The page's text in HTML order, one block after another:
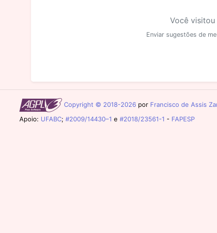
Você
Enviar sugestões de
Copyright © 2018-2026 por Francisco de Assis
Apoio: UFABC; #2009/14430–1 e #2018/23561-1 - FAPESP